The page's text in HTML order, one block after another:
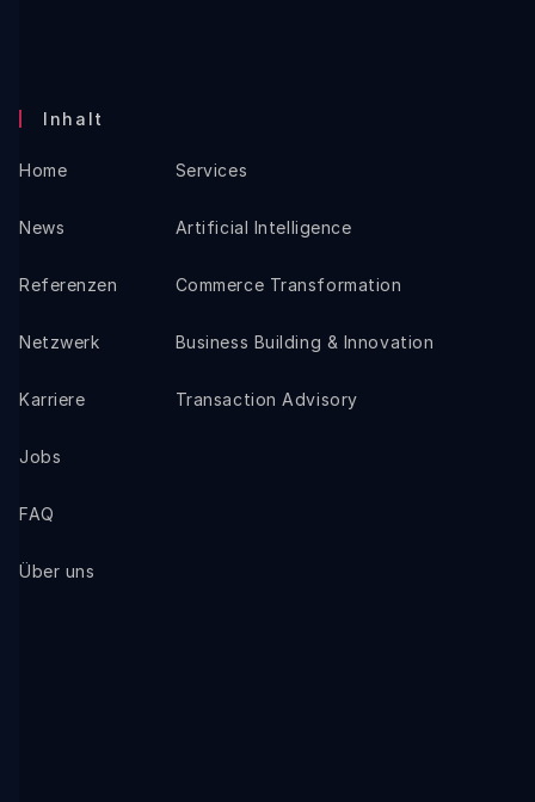
Inhalt
Home
News
Referenzen
Netzwerk
Karriere
Jobs
FAQ
Über uns
Services
Artificial Intelligence
Commerce Transformation
Business Building & Innovation
Transaction Advisory